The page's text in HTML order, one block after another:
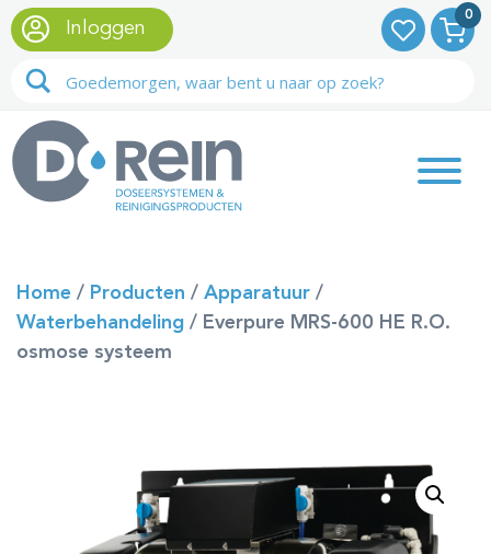
0
Inloggen
Home / Producten / Apparatuur /
Waterbehandeling / Everpure MRS-600 HE R.O.
osmose systeem